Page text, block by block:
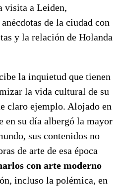
visita a Leiden,
de la ciudad con
y la relación de Holanda
la inquietud que tienen
la vida cultural de su
claro ejemplo. Alojado en
su día albergó la mayor
sus contenidos no
de arte de esa época
con arte moderno
incluso la polémica, en